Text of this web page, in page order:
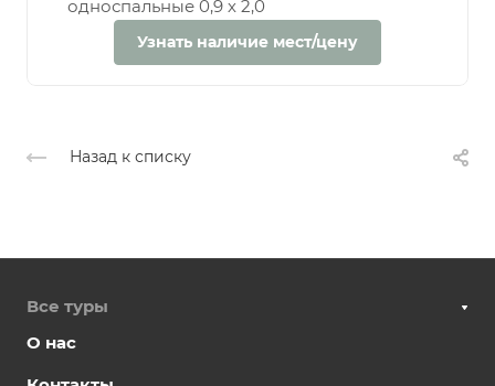
односпальные 0,9 х 2,0
Узнать наличие мест/цену
Назад к списку
Все туры
О нас